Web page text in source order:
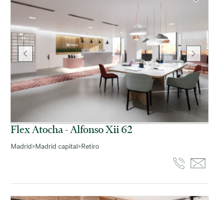
Flex Atocha - Alfonso Xii 62
Madrid>Madrid capital>Retiro